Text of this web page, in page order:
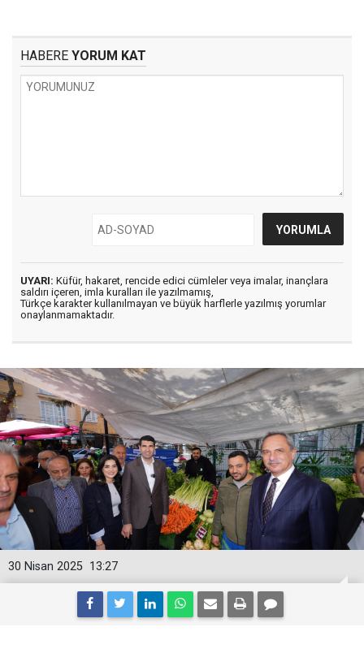
HABERE YORUM KAT
UYARI: Küfür, hakaret, rencide edici cümleler veya imalar, inançlara
saldırı içeren, imla kuralları ile yazılmamış,
Türkçe karakter kullanılmayan ve büyük harflerle yazılmış yorumlar
onaylanmamaktadır.
13:27
30 Nisan 2025